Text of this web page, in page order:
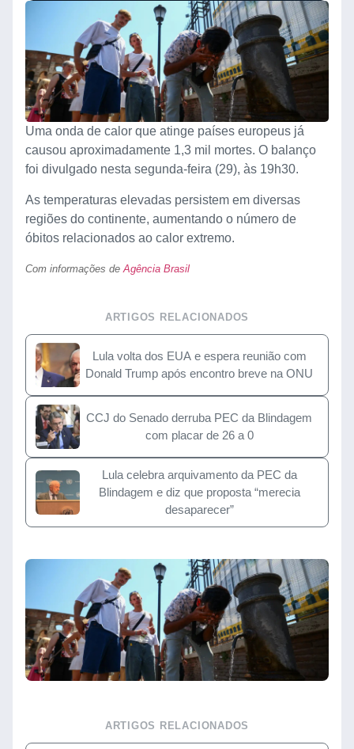
Uma onda de calor que atinge países europeus já
causou aproximadamente 1,3 mil mortes. O balanço
foi divulgado nesta segunda-feira (29), às 19h30.
As temperaturas elevadas persistem em diversas
regiões do continente, aumentando o número de
óbitos relacionados ao calor extremo.
Com informações deAgência Brasil
ARTIGOS RELACIONADOS
Lula volta dos EUA e espera reunião com
Donald Trump após encontro breve na ONU
CCJ do Senado derruba PEC da Blindagem
com placar de 26 a 0
Lula celebra arquivamento da PEC da
Blindagem e diz que proposta “merecia
desaparecer”
ARTIGOS RELACIONADOS